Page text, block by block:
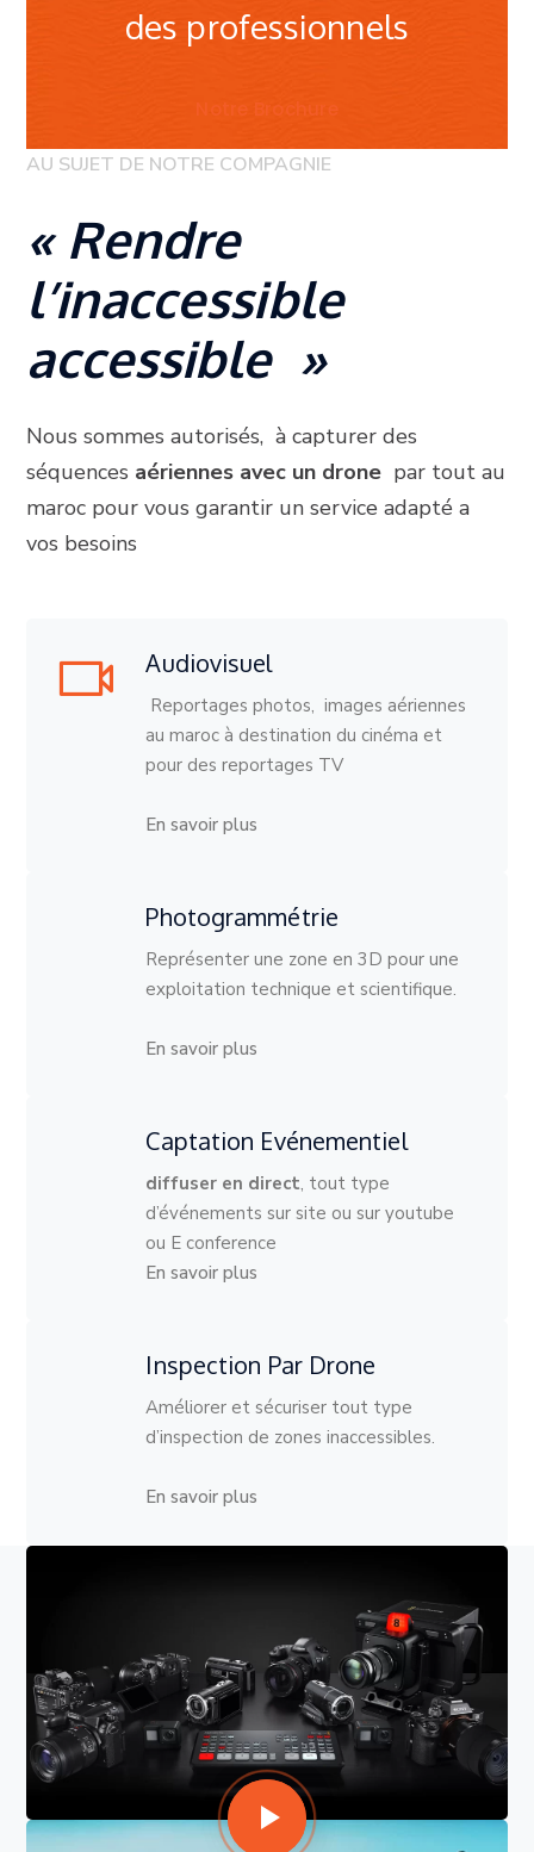
des professionnels
AU SUJET DE NOTRE COMPAGNIE
« Rendre
l’inaccessible
accessible »
Nous sommes autorisés, à capturer des
séquences aériennes avec un drone par tout au
maroc pour vous garantir un service adapté a
vos besoins
Audiovisuel
Reportages photos, images aériennes
au maroc à destination du cinéma et
pour des reportages TV
En savoir plus
Photogrammétrie
Représenter une zone en 3D pour une
exploitation technique et scientifique.
En savoir plus
Captation Evénementiel
diffuser en direct, tout type
d’événements sur site ou sur youtube
ou E conference
En savoir plus
Inspection Par Drone
Améliorer et sécuriser tout type
d’inspection de zones inaccessibles.
En savoir plus